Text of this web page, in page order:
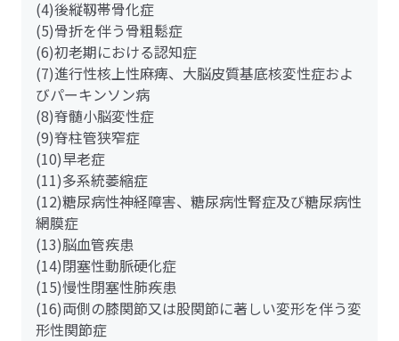
(4)後縦靱帯骨化症
(5)骨折を伴う骨粗鬆症
(6)初老期における認知症
(7)進行性核上性麻痺、大脳皮質基底核変性症およ
びパーキンソン病
(8)脊髄小脳変性症
(9)脊柱管狭窄症
(10)早老症
(11)多系統萎縮症
(12)糖尿病性神経障害、糖尿病性腎症及び糖尿病性
網膜症
(13)脳血管疾患
(14)閉塞性動脈硬化症
(15)慢性閉塞性肺疾患
(16)両側の膝関節又は股関節に著しい変形を伴う変
形性関節症